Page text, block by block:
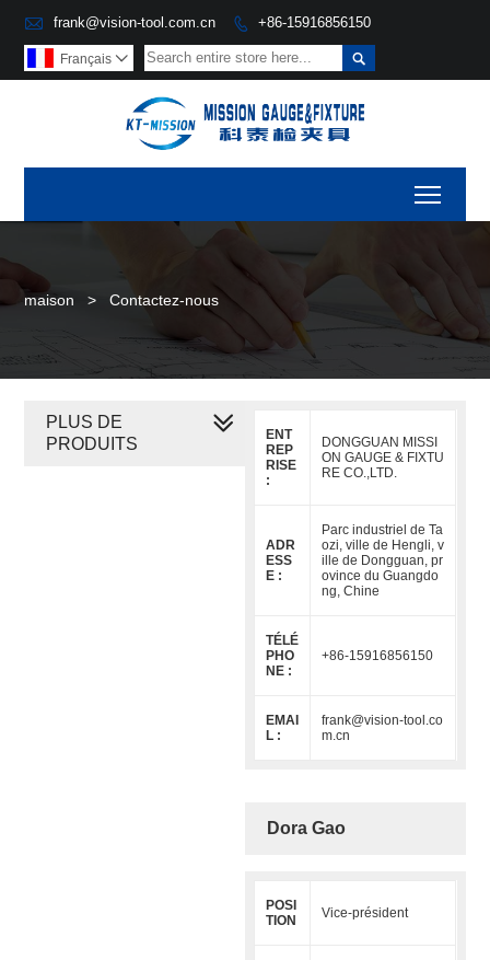
 frank@vision-tool.com.cn  +86-15916856150

Français 
maison > Contactez-nous
ENT
REP
RISE
:
DONGGUAN MISSI
ON GAUGE & FIXTU
RE CO.,LTD.
ADR
ESS
E :
Parc industriel de Ta
ozi, ville de Hengli, v
ille de Dongguan, pr
ovince du Guangdo
ng, Chine
TÉLÉ
PHO
NE :
+86-15916856150
EMAI
L :
frank@vision-tool.co
m.cn
Dora Gao
POSI
TION
Vice-président
PLUS DE
PRODUITS